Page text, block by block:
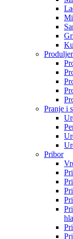
Pranje i
Pribor